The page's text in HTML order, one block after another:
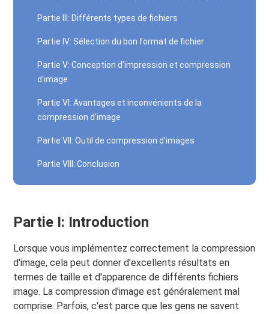
Partie III: Différents types de fichiers
Partie IV: Sélection du bon format de fichier
Partie V: Conception d'impression et compression
d'image
Partie VI: Avantages et inconvénients de la
compression d'image
Partie VII: Outil de compression d'images
Partie VIII: Conclusion
Partie I: Introduction
Lorsque vous implémentez correctement la compression
d'image, cela peut donner d'excellents résultats en
termes de taille et d'apparence de différents fichiers
image. La compression d'image est généralement mal
comprise. Parfois, c'est parce que les gens ne savent